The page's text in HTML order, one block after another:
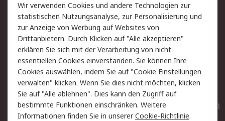
Rücksendungen
Kontakt
Hilfe
Privatkunden
Rechtliches
AGB
Datenschutz
Cookie-Richtlinie
Zahlungsbedingungen
Copyright/Impressum
Entsorgung
Elektrogeräte/Batterien
Wir verwenden Cookies und andere Technologien zur
statistischen Nutzungsanalyse, zur Personalisierung und
zur Anzeige von Werbung auf Websites von
Drittanbietern. Durch Klicken auf "Alle akzeptieren"
erklären Sie sich mit der Verarbeitung von nicht-
essentiellen Cookies einverstanden. Sie können Ihre
Cookies auswählen, indem Sie auf "Cookie Einstellungen
verwalten" klicken. Wenn Sie dies nicht möchten, klicken
Sie auf "Alle ablehnen". Dies kann den Zugriff auf
bestimmte Funktionen einschränken. Weitere
Informationen finden Sie in unsererCookie-Richtlinie.